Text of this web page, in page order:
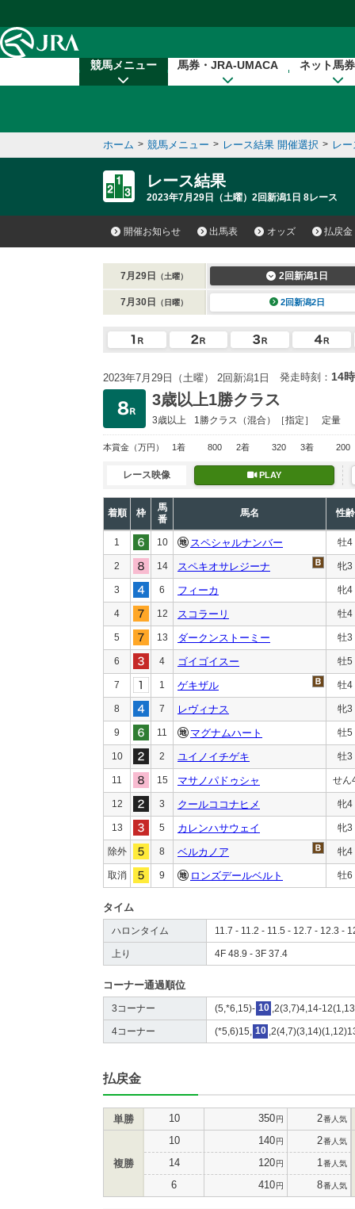
競馬メニュー 馬券・JRA-UMACA ネット馬
ホーム > 競馬メニュー > レース結果 開催選択 > レ
レース結果
2023年7月29日（土曜）2回新潟1日 8レース
開催お知らせ 出馬表 オッズ 払戻金
7月29日 （土曜） 2回新潟1日
7月30日 （日曜） 2回新潟2日
2023年7月29日（土曜） 2回新潟1日 発走時刻： 14
3歳以上1勝クラス
3歳以上 1勝クラス （混合）［指定］ 定量
本賞金 （万円） 1着 800 2着 320 3着 200
レース映像 PLAY
着順 枠
馬
番
馬名 性齢
1 10 スペシャルナンバー 牡4
2 14 スペキオサレジーナ 牝3
3 6 フィーカ 牝4
4 12 スコラーリ 牡4
5 13 ダークンストーミー 牡3
6 4 ゴイゴイスー 牡5
7 1 ゲキザル 牡4
8 7 レヴィナス 牝3
9 11 マグナムハート 牡5
10 2 ユイノイチゲキ 牡3
11 15 マサノパドゥシャ せん
12 3 クールココナヒメ 牝4
13 5 カレンハサウェイ 牝3
除外 8 ベルカノア 牝4
取消 9 ロンズデールベルト 牡6
タイム
ハロンタイム 11.7 - 11.2 - 11.5 - 12.7 - 12.3 -
上り 4F 48.9 - 3F 37.4
コーナー通過順位
3コーナー (5,*6,15)- 10 ,2(3,7)4,14-
4コーナー (*5,6)15, 10
払戻金
単勝 10 350円 2番人気
複勝
10 140円 2番人気
14 120円 1 番人気
6 410円 8番人気